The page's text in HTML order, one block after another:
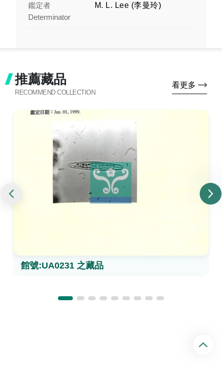
鑑定者
Determinator
M. L. Lee (李曼玲)
推薦藏品
RECOMMEND COLLECTION
看更多
館號:UA0231 之藏品
回
頂
端